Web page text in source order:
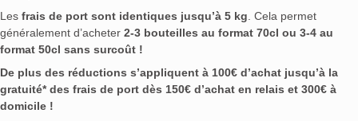
Les frais de port sont identiques jusqu’à 5 kg . Cela permet
généralement d’acheter 2-3 bouteilles au format 70cl ou 3-4 au
format 50cl sans surcoût !
De plus des réductions s’appliquent à 100€ d’achat jusqu’à la
gratuité* des frais de port dès 150€ d’achat en relais et 300€ à
domicile !